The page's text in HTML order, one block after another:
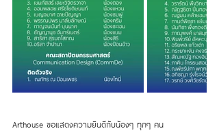
Arthouse ขอแสดงความยินดีกับน้องๆ ทุกๆ คน